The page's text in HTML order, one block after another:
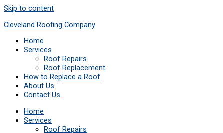
Skip to content
Cleveland Roofing Company
Home
Services
Roof Repairs
Roof Replacement
How to Replace a Roof
About Us
Contact Us
Home
Services
Roof Repairs